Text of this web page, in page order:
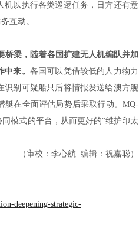
机以执行各类巡逻任务，日方还有意
互动。
梁，随着各国扩建无人机编队并加
来。 各国可以凭借较低的人力物力
识别可疑船只后将情报发送给澳方舰
在全面评估局势后采取行动。 MQ-
模式的平台，从而更好的“维护印太
（审校：李心航 编辑：祝嘉聪）
deepening-strategic-